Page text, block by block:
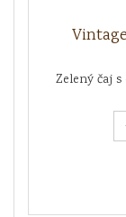
Zelený čaj